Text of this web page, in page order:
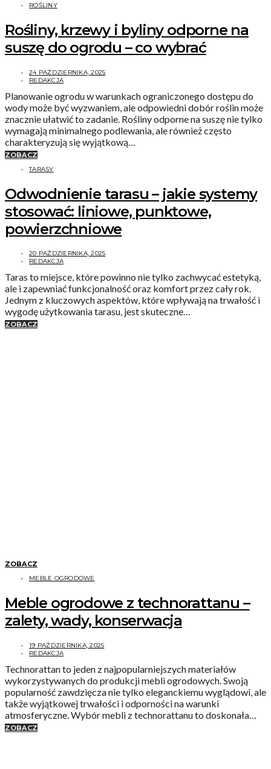
ROŚLINY
Rośliny, krzewy i byliny odporne na
suszę do ogrodu – co wybrać
24 PAŹDZIERNIKA, 2025
REDAKCJA
Planowanie ogrodu w warunkach ograniczonego dostępu do
wody może być wyzwaniem, ale odpowiedni dobór roślin może
znacznie ułatwić to zadanie. Rośliny odporne na suszę nie tylko
wymagają minimalnego podlewania, ale również często
charakteryzują się wyjątkową…
ZOBACZ
TARASY
Odwodnienie tarasu – jakie systemy
stosować: liniowe, punktowe,
powierzchniowe
20 PAŹDZIERNIKA, 2025
REDAKCJA
Taras to miejsce, które powinno nie tylko zachwycać estetyką,
ale i zapewniać funkcjonalność oraz komfort przez cały rok.
Jednym z kluczowych aspektów, które wpływają na trwałość i
wygodę użytkowania tarasu, jest skuteczne…
ZOBACZ
ZOBACZ
MEBLE OGRODOWE
Meble ogrodowe z technorattanu –
zalety, wady, konserwacja
19 PAŹDZIERNIKA, 2025
REDAKCJA
Technorattan to jeden z najpopularniejszych materiałów
wykorzystywanych do produkcji mebli ogrodowych. Swoją
popularność zawdzięcza nie tylko eleganckiemu wyglądowi, ale
także wyjątkowej trwałości i odporności na warunki
atmosferyczne. Wybór mebli z technorattanu to doskonała…
ZOBACZ